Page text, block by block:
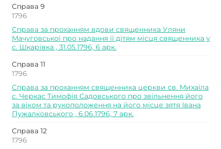
Справа 9
1796
Справа за проханням вдови священника Уляни
Мачуговської про надання її дітям місця священника у
с. Шкарівка , 31.05.1796, 6 арк.
Справа 11
1796
Справа за проханням священника церкви св. Михаїла
с. Черкас Тимофія Садовського про звільнення його
за віком та рукоположення на його місце зятя Івана
Пужалковського , 6.06.1796, 7 арк.
Справа 12
1796